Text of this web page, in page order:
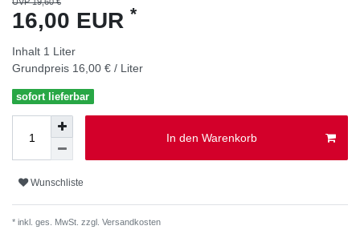
16,00 EUR *
Inhalt 1 Liter
Grundpreis 16,00 € / Liter
sofort lieferbar
In den Warenkorb
Wunschliste
* inkl. ges. MwSt. zzgl. Versandkosten